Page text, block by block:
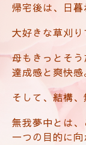
帰宅後は、日
大好きな草刈り
母もきっとそう
達成感と爽快感
そして、結構、
無我夢中とは、
一つの目的に向